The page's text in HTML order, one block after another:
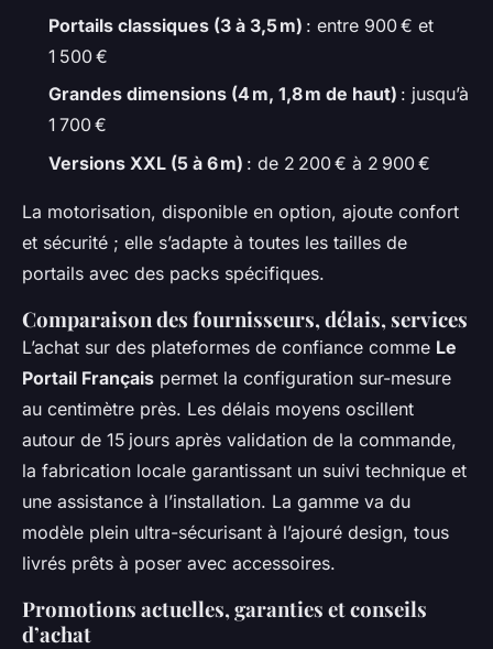
Portails classiques (3 à 3,5 m) : entre 900 € et
1 500 €
Grandes dimensions (4 m, 1,8 m de haut) : jusqu’à
1 700 €
Versions XXL (5 à 6 m) : de 2 200 € à 2 900 €
La motorisation, disponible en option, ajoute confort
et sécurité ; elle s’adapte à toutes les tailles de
portails avec des packs spécifiques.
Comparaison des fournisseurs, délais, services
L’achat sur des plateformes de confiance comme Le
Portail Français permet la configuration sur-mesure
au centimètre près. Les délais moyens oscillent
autour de 15 jours après validation de la commande,
la fabrication locale garantissant un suivi technique et
une assistance à l’installation. La gamme va du
modèle plein ultra-sécurisant à l’ajouré design, tous
livrés prêts à poser avec accessoires.
Promotions actuelles, garanties et conseils
d’achat